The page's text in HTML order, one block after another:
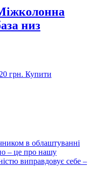
низ
грн. Купити
в облаштуванні
– це про нашу
виправдовує себе –